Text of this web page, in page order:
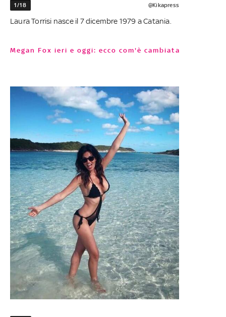
1/18 @Kikapress
Laura Torrisi nasce il 7 dicembre 1979 a Catania.
Megan Fox ieri e oggi: ecco com'è cambiata